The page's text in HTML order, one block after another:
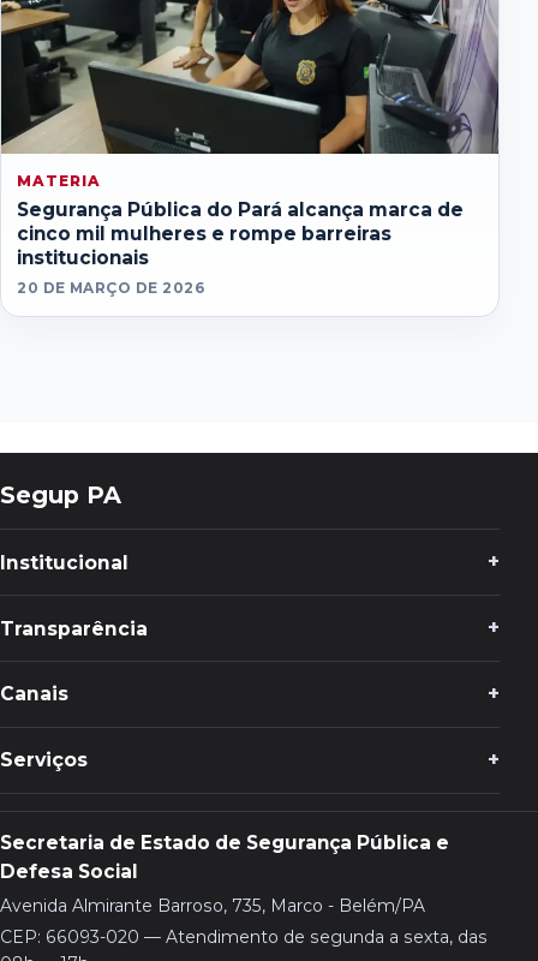
MATERIA
Segurança Pública do Pará alcança marca de
cinco mil mulheres e rompe barreiras
institucionais
20 DE MARÇO DE 2026
Segup PA
Institucional
Transparência
Canais
Serviços
Secretaria de Estado de Segurança Pública e
Defesa Social
Avenida Almirante Barroso, 735, Marco - Belém/PA
CEP: 66093-020 — Atendimento de segunda a sexta, das